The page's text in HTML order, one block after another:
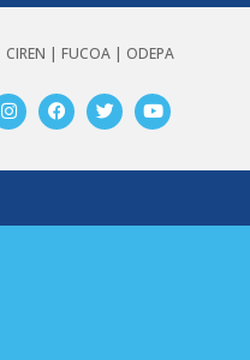
CIREN |FUCOA | ODEPA